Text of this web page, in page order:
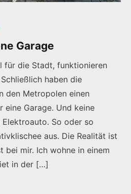
Garage
für die Stadt, funktionieren
haben die
den Metropolen einen
eine Garage. Und keine
So oder so
aus. Die Realität ist
bei mir. Ich wohne in einem
in der […]